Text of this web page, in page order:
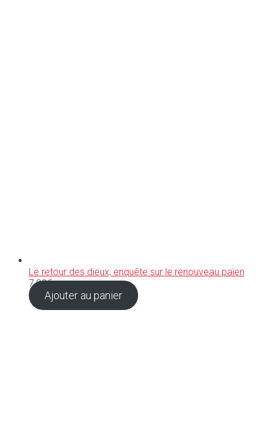
Le retour des dieux, enquête sur le renouveau païen
7,90€
Ajouter au panier